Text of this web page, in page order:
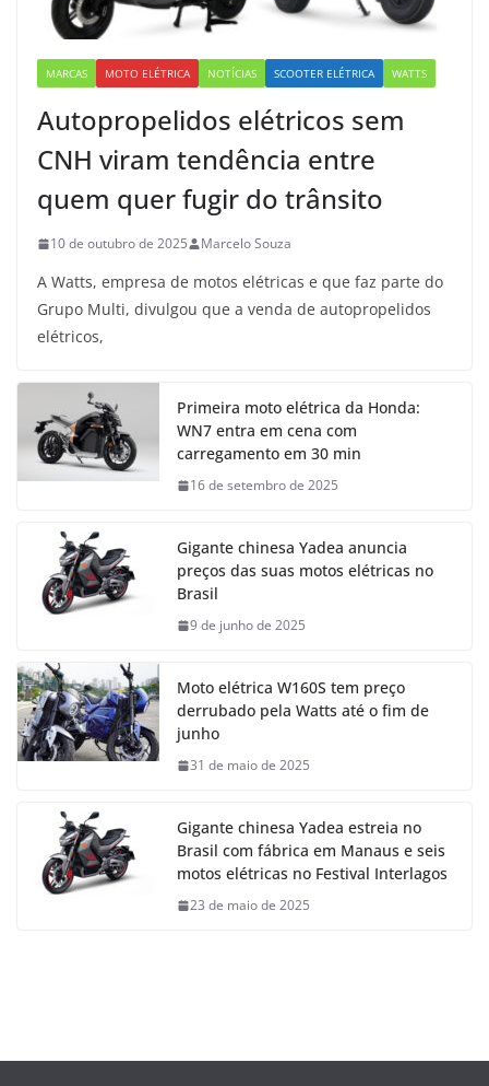
MARCAS MOTO ELÉTRICA NOTÍCIAS SCOOTER ELÉTRICA WATTS
Autopropelidos elétricos sem
CNH viram tendência entre
quem quer fugir do trânsito
10 de outubro de 2025 Marcelo Souza
A Watts, empresa de motos elétricas e que faz parte do
Grupo Multi, divulgou que a venda de autopropelidos
elétricos,
Primeira moto elétrica da Honda:
WN7 entra em cena com
carregamento em 30 min
16 de setembro de 2025
Gigante chinesa Yadea anuncia
preços das suas motos elétricas no
Brasil
9 de junho de 2025
Moto elétrica W160S tem preço
derrubado pela Watts até o fim de
junho
31 de maio de 2025
Gigante chinesa Yadea estreia no
Brasil com fábrica em Manaus e seis
motos elétricas no Festival Interlagos
23 de maio de 2025